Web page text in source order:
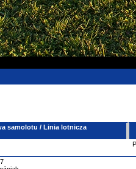
samolotu / Linia lotnicza